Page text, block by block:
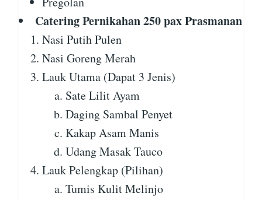
Catering Pernikahan 250 pax Prasmanan
Nasi Putih Pulen
Nasi Goreng Merah
Lauk Utama (Dapat 3 Jenis)
Sate Lilit Ayam
Daging Sambal Penyet
Kakap Asam Manis
Udang Masak Tauco
Lauk Pelengkap (Pilihan)
Tumis Kulit Melinjo